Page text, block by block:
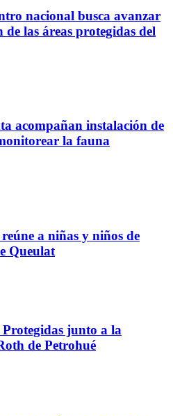
nacional busca avanzar
las áreas protegidas del
acompañan instalación de
la fauna
a niñas y niños de
Queulat
junto a la
de Petrohué